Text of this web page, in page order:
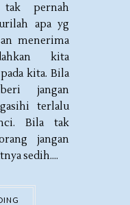
pernah
apa yg
menerima
kita
kita. Bila
jangan
terlalu
Bila tak
jangan
sedih....